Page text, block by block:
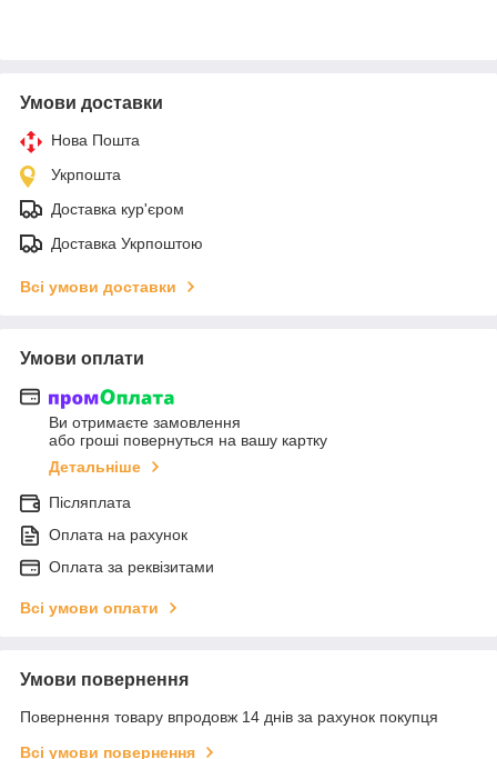
Умови доставки
Нова Пошта
Укрпошта
Доставка кур'єром
Доставка Укрпоштою
Всі умови доставки
Умови оплати
Ви отримаєте замовлення
або гроші повернуться на вашу картку
Детальніше
Післяплата
Оплата на рахунок
Оплата за реквізитами
Всі умови оплати
Умови повернення
Повернення товару впродовж 14 днів за рахунок покупця
Всі умови повернення